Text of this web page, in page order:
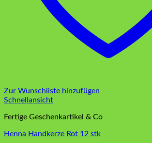
Zur Wunschliste hinzufügen
Schnellansicht
Fertige Geschenkartikel & Co
Henna Handkerze Rot 12 stk